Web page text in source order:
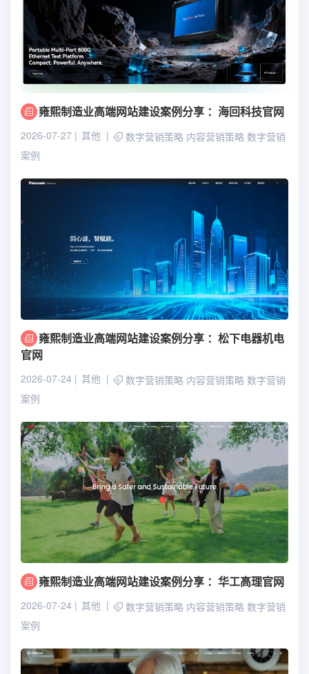
雍熙制造业高端网站建设案例分享 ：海回科技官网
2026-07-27 其他 数字营销策略 内容营销策略 数字营销
案例
雍熙制造业高端网站建设案例分享 ：松下电器机电
官网
2026-07-24 其他 数字营销策略 内容营销策略 数字营销
案例
雍熙制造业高端网站建设案例分享 ：华工高理官网
2026-07-24 其他 数字营销策略 内容营销策略 数字营销
案例